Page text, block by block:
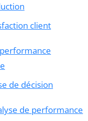
client
de décision
de performance